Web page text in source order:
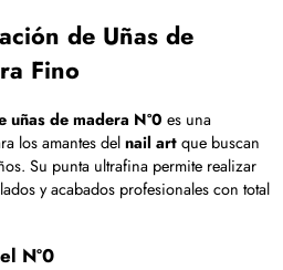
de Uñas de
Fino
de madera Nº0 es una
los amantes delnail artque buscan
Su punta ultrafina permite realizar
y acabados profesionales con total
Nº0